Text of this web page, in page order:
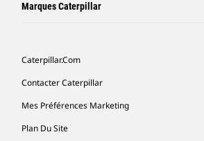
Marques Caterpillar
Caterpillar.com
Contacter Caterpillar
Mes Préférences Marketing
Plan Du Site